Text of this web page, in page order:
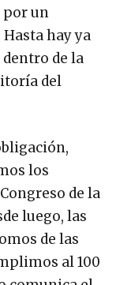
por un
hay ya
de la
del
los
de la
luego, las
de las
al 100